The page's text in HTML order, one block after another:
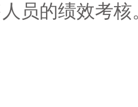
员的绩效考核